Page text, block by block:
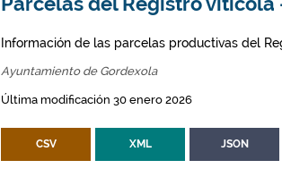
Información de las parcelas productivas del
Ayuntamiento de Gordexola
Última modificación 30 enero 2026
CSV XML JSON